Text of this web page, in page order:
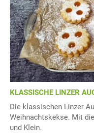
KLASSISCHE LINZER
Die klassischen Linzer
Weihnachtskekse. Mit
und Klein.